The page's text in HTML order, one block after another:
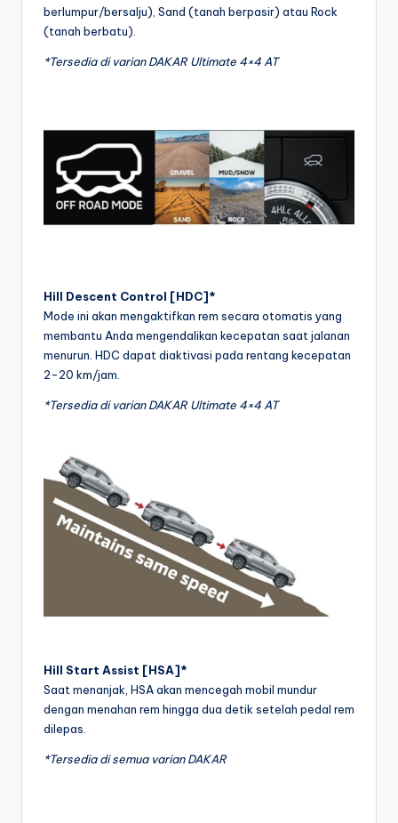
berlumpur/bersalju), Sand (tanah berpasir) atau Rock
(tanah berbatu).
*Tersedia di varian DAKAR Ultimate 4×4 AT
Hill Descent Control [HDC]*
Mode ini akan mengaktifkan rem secara otomatis yang
membantu Anda mengendalikan kecepatan saat jalanan
menurun. HDC dapat diaktivasi pada rentang kecepatan
2-20 km/jam.
*Tersedia di varian DAKAR Ultimate 4×4 AT
Hill Start Assist [HSA]*
Saat menanjak, HSA akan mencegah mobil mundur
dengan menahan rem hingga dua detik setelah pedal rem
dilepas.
*Tersedia di semua varian DAKAR